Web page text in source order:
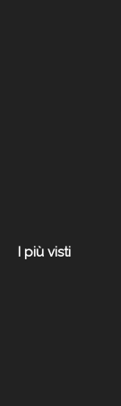
I più visti